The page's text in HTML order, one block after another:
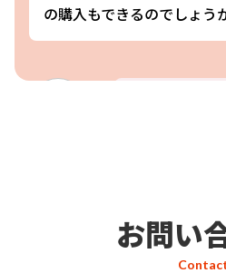
の購入もできるのでしょう
す。印刷をし
も十分満足い
お問い